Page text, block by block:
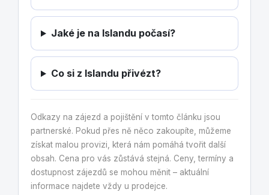
Jaké je na Islandu počasí?
Co si z Islandu přivézt?
Odkazy na zájezd a pojištění v tomto článku jsou
partnerské. Pokud přes ně něco zakoupíte, můžeme
získat malou provizi, která nám pomáhá tvořit další
obsah. Cena pro vás zůstává stejná. Ceny, termíny a
dostupnost zájezdů se mohou měnit – aktuální
informace najdete vždy u prodejce.